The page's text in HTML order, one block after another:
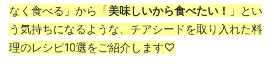
なく食べる」から「 美味しいから食べたい！
」とい
う気持ちになるような、チアシードを取り入れた料
理のレシピ10選をご紹介します♡